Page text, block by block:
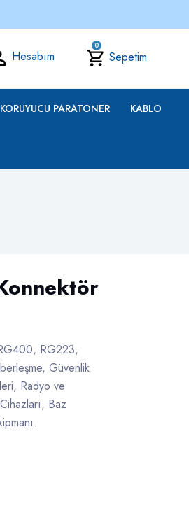
Hesabım Sepetim
0
PARATONER KABLO
RG223,
Güvenlik
Radyo ve
Baz